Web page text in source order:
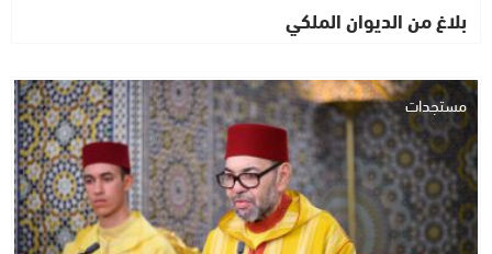
بلاغ من الديوان الملكي
مستجدات